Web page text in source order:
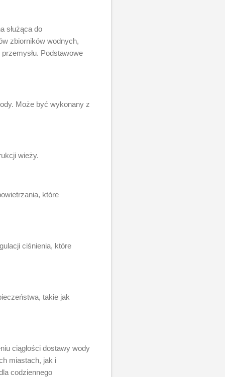
służąca do
zbiorników wodnych,
Podstawowe
Może być wykonany z
wieży.
które
ciśnienia, które
takie jak
ciągłości dostawy wody
miastach, jak i
codziennego